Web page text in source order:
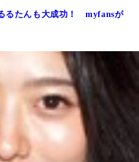
るたんも大成功！ myfansが